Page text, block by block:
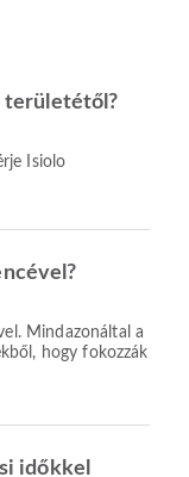
területétől?
Isiolo
Mindazonáltal a
hogy fokozzák
időkkel